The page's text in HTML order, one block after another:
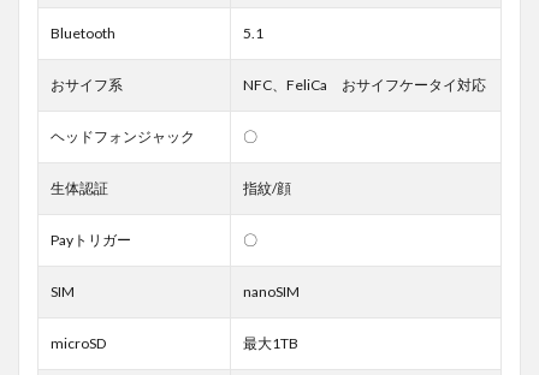
Bluetooth 5.1
おサイフ系 NFC、FeliCa おサイフケータイ対応
ヘッドフォンジャック 〇
生体認証 指紋/顔
Payトリガー 〇
SIM nanoSIM
microSD 最大1TB